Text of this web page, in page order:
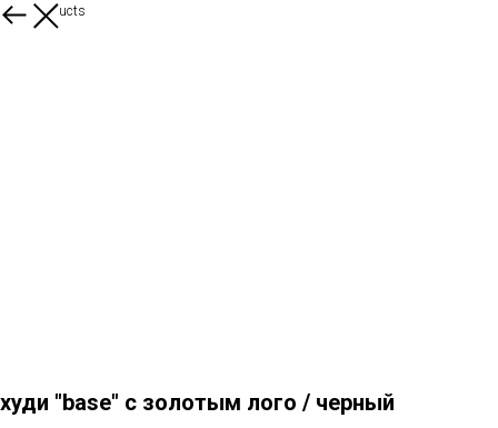
More products
худи "base" с золотым лого / черный